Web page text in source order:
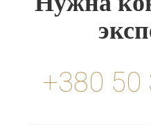
+380 50